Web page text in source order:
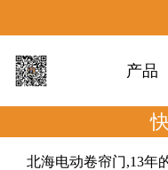
产品
北海电动卷帘门,13年